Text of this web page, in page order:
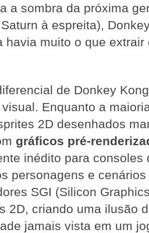
a sombra da próxima
à espreita),
havia muito o que extrair
de Donkey
Enquanto a
2D desenhados
gráficos pré-
inédito para
personagens e
SGI (Silicon
2D, criando uma ilusão
jamais vista em um